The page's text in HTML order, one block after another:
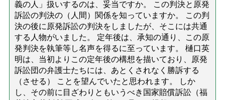
義の人」扱いするのは、妥当ですか。 この判決と原発
訴訟の判決の（人間）関係を知っていますか。 この判
決の後に原発訴訟の判決をしましたが、そこには共通
する人物がいました。 定年後は、承知の通り、この原
発判決を執筆等し名声を得るに至っています。 樋口英
明は、当初よりこの定年後の構想を描いており、原発
訴訟団の弁護士たちには、あとくされなく勝訴する
（させる） ことを望んでいたと思われます。 しか
し、その前に目ざわりともいうべき国家賠償訴訟（福